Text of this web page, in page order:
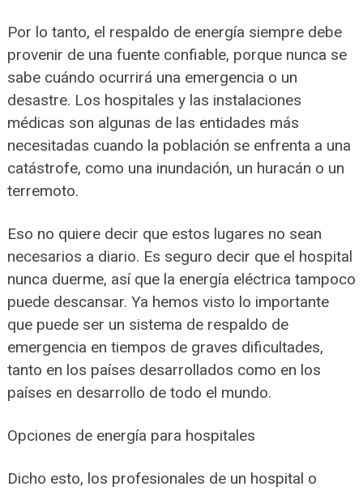
Por lo tanto, el respaldo de energía siempre debe
provenir de una fuente confiable, porque nunca se
sabe cuándo ocurrirá una emergencia o un
desastre. Los hospitales y las instalaciones
médicas son algunas de las entidades más
necesitadas cuando la población se enfrenta a una
catástrofe, como una inundación, un huracán o un
terremoto.
Eso no quiere decir que estos lugares no sean
necesarios a diario. Es seguro decir que el hospital
nunca duerme, así que la energía eléctrica tampoco
puede descansar. Ya hemos visto lo importante
que puede ser un sistema de respaldo de
emergencia en tiempos de graves dificultades,
tanto en los países desarrollados como en los
países en desarrollo de todo el mundo.
Opciones de energía para hospitales
Dicho esto, los profesionales de un hospital o